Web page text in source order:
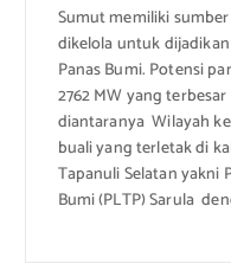
Sumut memiliki
dikelola untuk
Panas Bumi. Potensi
2762 MW yang
diantaranya Wilayah
buali yang terletak di
Tapanuli Selatan yakni
Bumi (PLTP) Sarula